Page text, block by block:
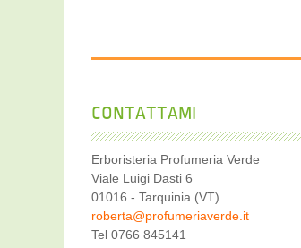
CONTATTAMI
Erboristeria Profumeria Verde
Viale Luigi Dasti 6
01016 - Tarquinia (VT)
roberta@profumeriaverde.it
Tel 0766 845141